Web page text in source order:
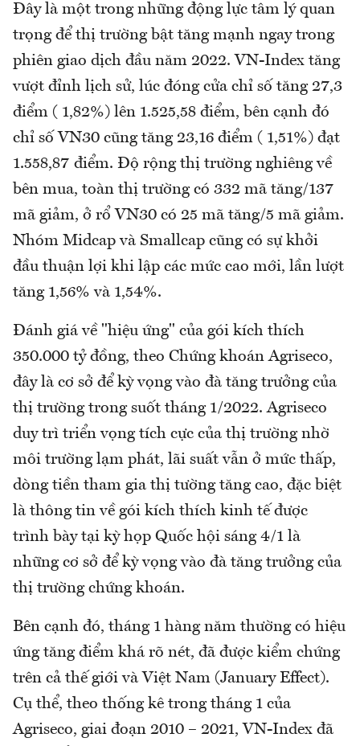
Đây là một trong những động lực tâm lý quan
trọng để thị trường bật tăng mạnh ngay trong
phiên giao dịch đầu năm 2022. VN-Index tăng
vượt đỉnh lịch sử, lúc đóng cửa chỉ số tăng 27,3
điểm ( 1,82%) lên 1.525,58 điểm, bên cạnh đó
chỉ số VN30 cũng tăng 23,16 điểm ( 1,51%) đạt
1.558,87 điểm. Độ rộng thị trường nghiêng về
bên mua, toàn thị trường có 332 mã tăng/137
mã giảm, ở rổ VN30 có 25 mã tăng/5 mã giảm.
Nhóm Midcap và Smallcap cũng có sự khởi
đầu thuận lợi khi lập các mức cao mới, lần lượt
tăng 1,56% và 1,54%.
Đánh giá về "hiệu ứng" của gói kích thích
350.000 tỷ đồng, theo Chứng khoán Agriseco,
đây là cơ sở để kỳ vọng vào đà tăng trưởng của
thị trường trong suốt tháng 1/2022. Agriseco
duy trì triển vọng tích cực của thị trường nhờ
môi trường lạm phát, lãi suất vẫn ở mức thấp,
dòng tiền tham gia thị tường tăng cao, đặc biệt
là thông tin về gói kích thích kinh tế được
trình bày tại kỳ họp Quốc hội sáng 4/1 là
những cơ sở để kỳ vọng vào đà tăng trưởng của
thị trường chứng khoán.
Bên cạnh đó, tháng 1 hàng năm thường có hiệu
ứng tăng điểm khá rõ nét, đã được kiểm chứng
trên cả thế giới và Việt Nam (January Effect).
Cụ thể, theo thống kê trong tháng 1 của
Agriseco, giai đoạn 2010 – 2021, VN-Index đã